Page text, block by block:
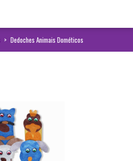
> Dedoches Animais Dométicos